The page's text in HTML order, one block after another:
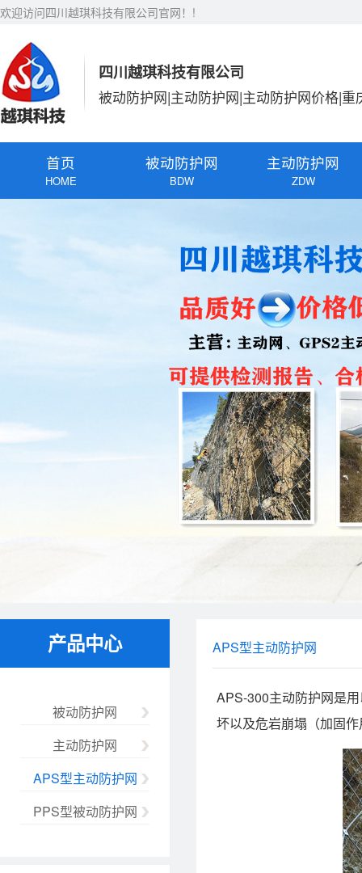
欢迎访问四川越琪科技有限公司官网！!
四川越琪科技有限公司
被动防护网|主动防护网|主动防护网价格|
首页
HOME
被动防护网
BDW
主动防护网
ZDW
产品中心
被动防护网
主动防护网
APS型主动防护网
PPS型被动防护网
APS型主动防护网
APS-300主动防护网是
坏以及危岩崩塌（加固